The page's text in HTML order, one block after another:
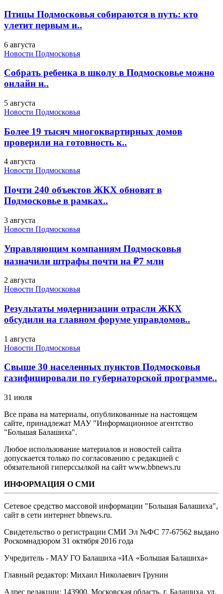
Птицы Подмосковья собираются в путь: кто
улетит первым и..
6 августа
Новости Подмосковья
Собрать ребенка в школу в Подмосковье можно
онлайн и..
5 августа
Новости Подмосковья
Более 19 тысяч многоквартирных домов
проверили на готовность к..
4 августа
Новости Подмосковья
Почти 240 объектов ЖКХ обновят в
Подмосковье в рамках..
3 августа
Новости Подмосковья
Управляющим компаниям Подмосковья
назначили штрафы почти на ₽7 млн
2 августа
Новости Подмосковья
Результаты модернизации отрасли ЖКХ
обсудили на главном форуме управдомов..
1 августа
Новости Подмосковья
Свыше 30 населенных пунктов Подмосковья
газифицировали по губернаторской программе..
31 июля
Все права на материалы, опубликованные на настоящем
сайте, принадлежат МАУ "Информационное агентство
"Большая Балашиха".
Любое использование материалов и новостей сайта
допускается только по согласованию с редакцией с
обязательной гиперссылкой на сайт www.bbnews.ru
ИНФОРМАЦИЯ О СМИ
Сетевое средство массовой информации "Большая Балашиха",
сайт в сети интернет bbnews.ru.
Свидетельство о регистрации СМИ Эл №ФС ‎77-67562 выдано
Роскомнадзором 31 октября 2016 года
Учредитель - МАУ ГО Балашиха «ИА «Большая Балашиха»
Главный редактор: Михаил Николаевич Грунин
Адрес редакции: 143900, Московская область, г. Балашиха, ул.